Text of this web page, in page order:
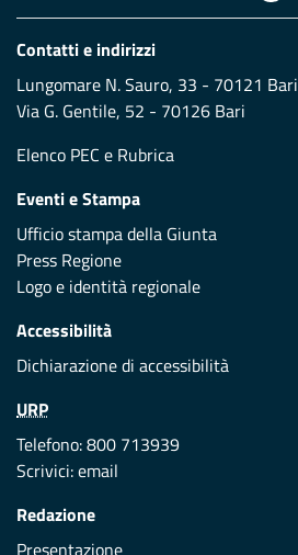
Contatti e indirizzi
Lungomare N. Sauro, 33 - 70121 Bari
Via G. Gentile, 52 - 70126 Bari
Elenco PEC e Rubrica
Eventi e Stampa
Ufficio stampa della Giunta
Press Regione
Logo e identità regionale
Accessibilità
Dichiarazione di accessibilità
URP
Telefono: 800 713939
Scrivici:email
Redazione
Presentazione